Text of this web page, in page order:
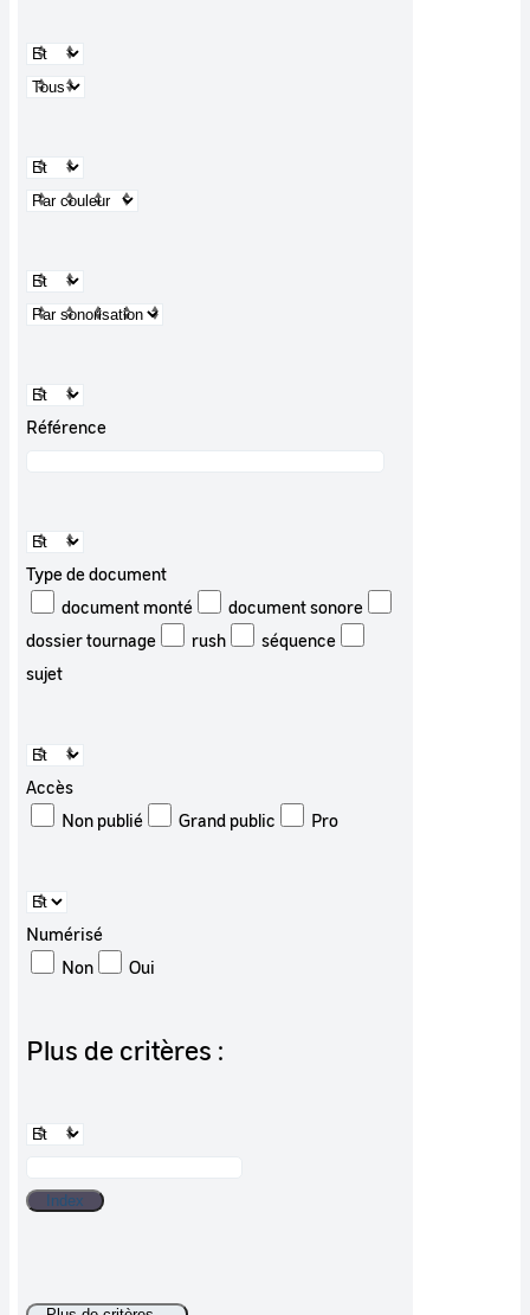
Référence
Type de document
document monté
document sonore
dossier tournage
rush
séquence
sujet
Accès
Non publié
Grand public Pro
Numérisé
Non
Oui
Plus de critères :